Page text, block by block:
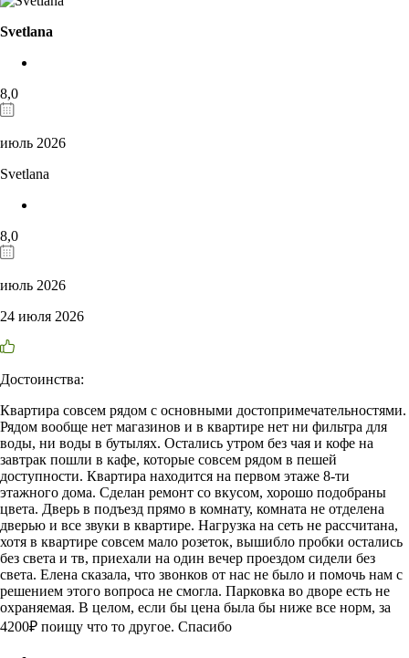
Svetlana
8,0
июль 2026
Svetlana
8,0
июль 2026
24 июля 2026
Достоинства:
Квартира совсем рядом с основными достопримечательностями.
Рядом вообще нет магазинов и в квартире нет ни фильтра для
воды, ни воды в бутылях. Остались утром без чая и кофе на
завтрак пошли в кафе, которые совсем рядом в пешей
доступности. Квартира находится на первом этаже 8-ти
этажного дома. Сделан ремонт со вкусом, хорошо подобраны
цвета. Дверь в подъезд прямо в комнату, комната не отделена
дверью и все звуки в квартире. Нагрузка на сеть не рассчитана,
хотя в квартире совсем мало розеток, вышибло пробки остались
без света и тв, приехали на один вечер проездом сидели без
света. Елена сказала, что звонков от нас не было и помочь нам с
решением этого вопроса не смогла. Парковка во дворе есть не
охраняемая. В целом, если бы цена была бы ниже все норм, за
4200₽ поищу что то другое. Спасибо